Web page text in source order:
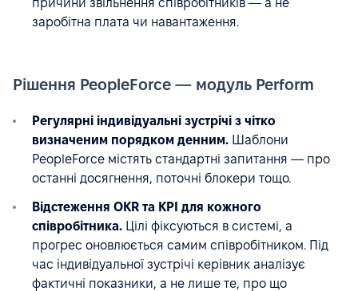
причини звільнення співробітників — а не
заробітна плата чи навантаження.
Рішення PeopleForce — модуль Perform
Регулярні індивідуальні зустрічі з чітко
визначеним порядком денним. Шаблони
PeopleForce містять стандартні запитання — про
останні досягнення, поточні блокери тощо.
Відстеження OKR та KPI для кожного
співробітника. Цілі фіксуються в системі, а
прогрес оновлюється самим співробітником. Під
час індивідуальної зустрічі керівник аналізує
фактичні показники, а не лише те, про що